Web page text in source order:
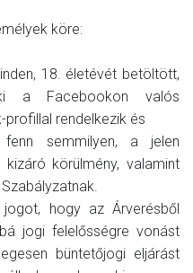
köre:
18. életévét betöltött,
a Facebookon valós
rendelkezik és
semmilyen, a jelen
körülmény, valamint
hogy az Árverésből
jogi felelősségre vonást
büntetőjogi eljárást